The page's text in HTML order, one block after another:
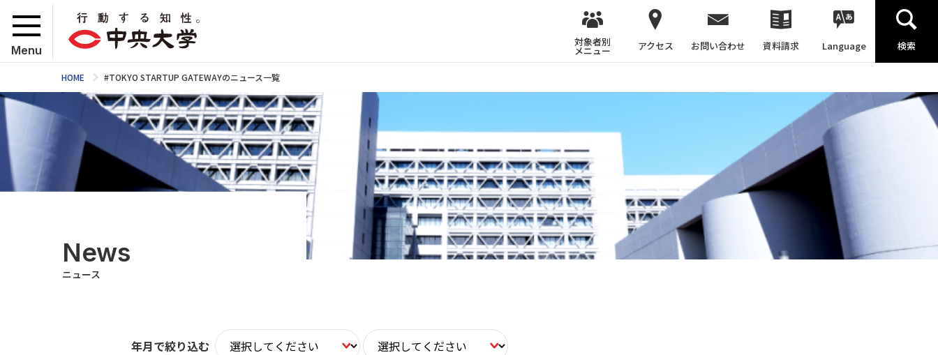
Menu
対象者別
メニュー アクセス お問い合わせ 資料請求 Language 検索
HOME #TOKYO STARTUP GATEWAYのニュース一覧
News
ニュース
年月で絞り込む